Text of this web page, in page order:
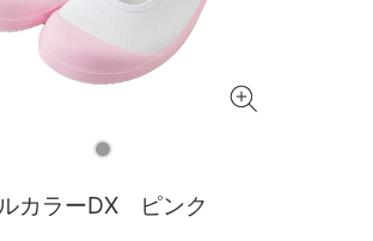
カラーDX ピンク